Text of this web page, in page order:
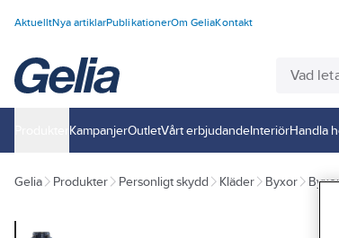
AktuelltNya artiklarPublikationerOm GeliaKontakt
KampanjerOutletVårt erbjudandeInteriörHandla
Gelia Produkter Personligt skydd Kläder Byxor